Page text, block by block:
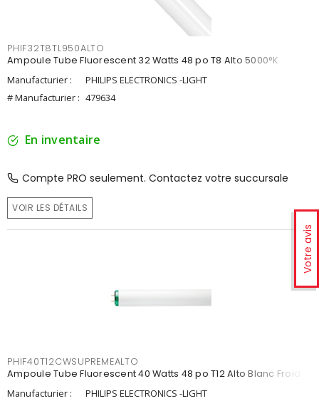
Votre avis
PHIF32T8TL950ALTO
Ampoule Tube Fluorescent 32 Watts 48 po T8 Alto 5000°K
Manufacturier :
PHILIPS ELECTRONICS -LIGHT
# Manufacturier : 479634
En inventaire
Compte PRO seulement. Contactez votre succursale
VOIR LES DÉTAILS
PHIF40T12CWSUPREMEALTO
Ampoule Tube Fluorescent 40 Watts 48 po T12 Alto Blanc Froid
Manufacturier :
PHILIPS ELECTRONICS -LIGHT